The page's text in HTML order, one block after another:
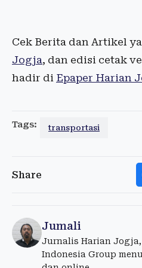
Cek Berita dan Artikel
Jogja, dan edisi cetak
hadir di Epaper Harian
Tags: transportasi
Share
Jumali
Jurnalis Harian
Indonesia Group